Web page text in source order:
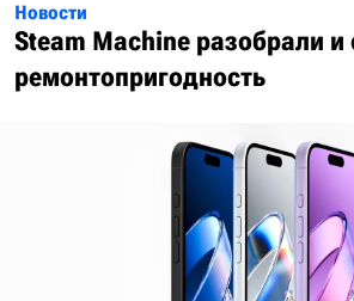
Новости
Steam Machine разобрали и
ремонтопригодность